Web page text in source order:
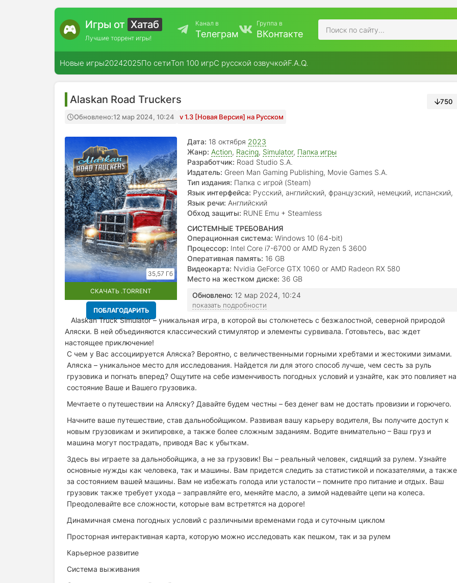
Игры от Хатаб
Лучшие торрент игры!
Канал в
Телеграм
Группа в
ВКонтакте
Новые игры20242025По сетиТоп 100 игрС русской озвучкойF.A.Q.
Alaskan Road Truckers
Обновлено:12 мар 2024, 10:24 v 1.3 [Новая Версия] на Русском
750
35,57 Гб
СКАЧАТЬ .TORRENT
ПОБЛАГОДАРИТЬ
Дата: 18 октября 2023
Жанр: Action, Racing, Simulator, Папка игры
Разработчик: Road Studio S.A.
Издатель: Green Man Gaming Publishing, Movie Games S.A.
Тип издания: Папка с игрой (Steam)
Язык интерфейса: Русский, английский, французский, немецкий, испанский,
польский, японский, бр. португальский, китайский (упр.), турецкий
Язык речи: Английский
Обход защиты: RUNE Emu + Steamless
СИСТЕМНЫЕ ТРЕБОВАНИЯ
Операционная система: Windows 10 (64-bit)
Процессор: Intel Core i7-6700 or AMD Ryzen 5 3600
Оперативная память: 16 GB
Видеокарта: Nvidia GeForce GTX 1060 or AMD Radeon RX 580
Место на жестком диске: 36 GB
Обновлено: 12 мар 2024, 10:24
показать подробности
Alaskan Truck Simulator – уникальная игра, в которой вы столкнетесь с безжалостной, северной природой
Аляски. В ней объединяются классический стимулятор и элементы сурвивала. Готовьтесь, вас ждет
настоящее приключение!
С чем у Вас ассоциируется Аляска? Вероятно, с величественными горными хребтами и жестокими зимами.
Аляска – уникальное место для исследования. Найдется ли для этого способ лучше, чем сесть за руль
грузовика и погнать вперед? Ощутите на себе изменчивость погодных условий и узнайте, как это повлияет на
состояние Ваше и Вашего грузовика.
Мечтаете о путешествии на Аляску? Давайте будем честны – без денег вам не достать провизии и горючего.
Начните ваше путешествие, став дальнобойщиком. Развивая вашу карьеру водителя, Вы получите доступ к
новым грузовикам и экипировке, а также более сложным заданиям. Водите внимательно – Ваш груз и
машина могут пострадать, приводя Вас к убыткам.
Здесь вы играете за дальнобойщика, а не за грузовик! Вы – реальный человек, сидящий за рулем. Узнайте
основные нужды как человека, так и машины. Вам придется следить за статистикой и показателями, а также
за состоянием вашей машины. Вам не избежать голода или усталости – помните про питание и отдых. Ваш
грузовик также требует ухода – заправляйте его, меняйте масло, а зимой надевайте цепи на колеса.
Преодолевайте все сложности, которые вам встретятся на дороге!
Динамичная смена погодных условий с различными временами года и суточным циклом
Просторная интерактивная карта, которую можно исследовать как пешком, так и за рулем
Карьерное развитие
Система выживания